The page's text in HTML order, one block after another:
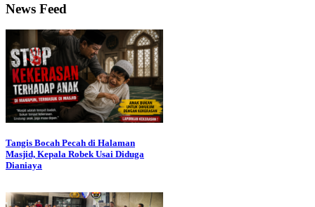
News Feed
Tangis Bocah Pecah di Halaman
Masjid, Kepala Robek Usai Diduga
Dianiaya